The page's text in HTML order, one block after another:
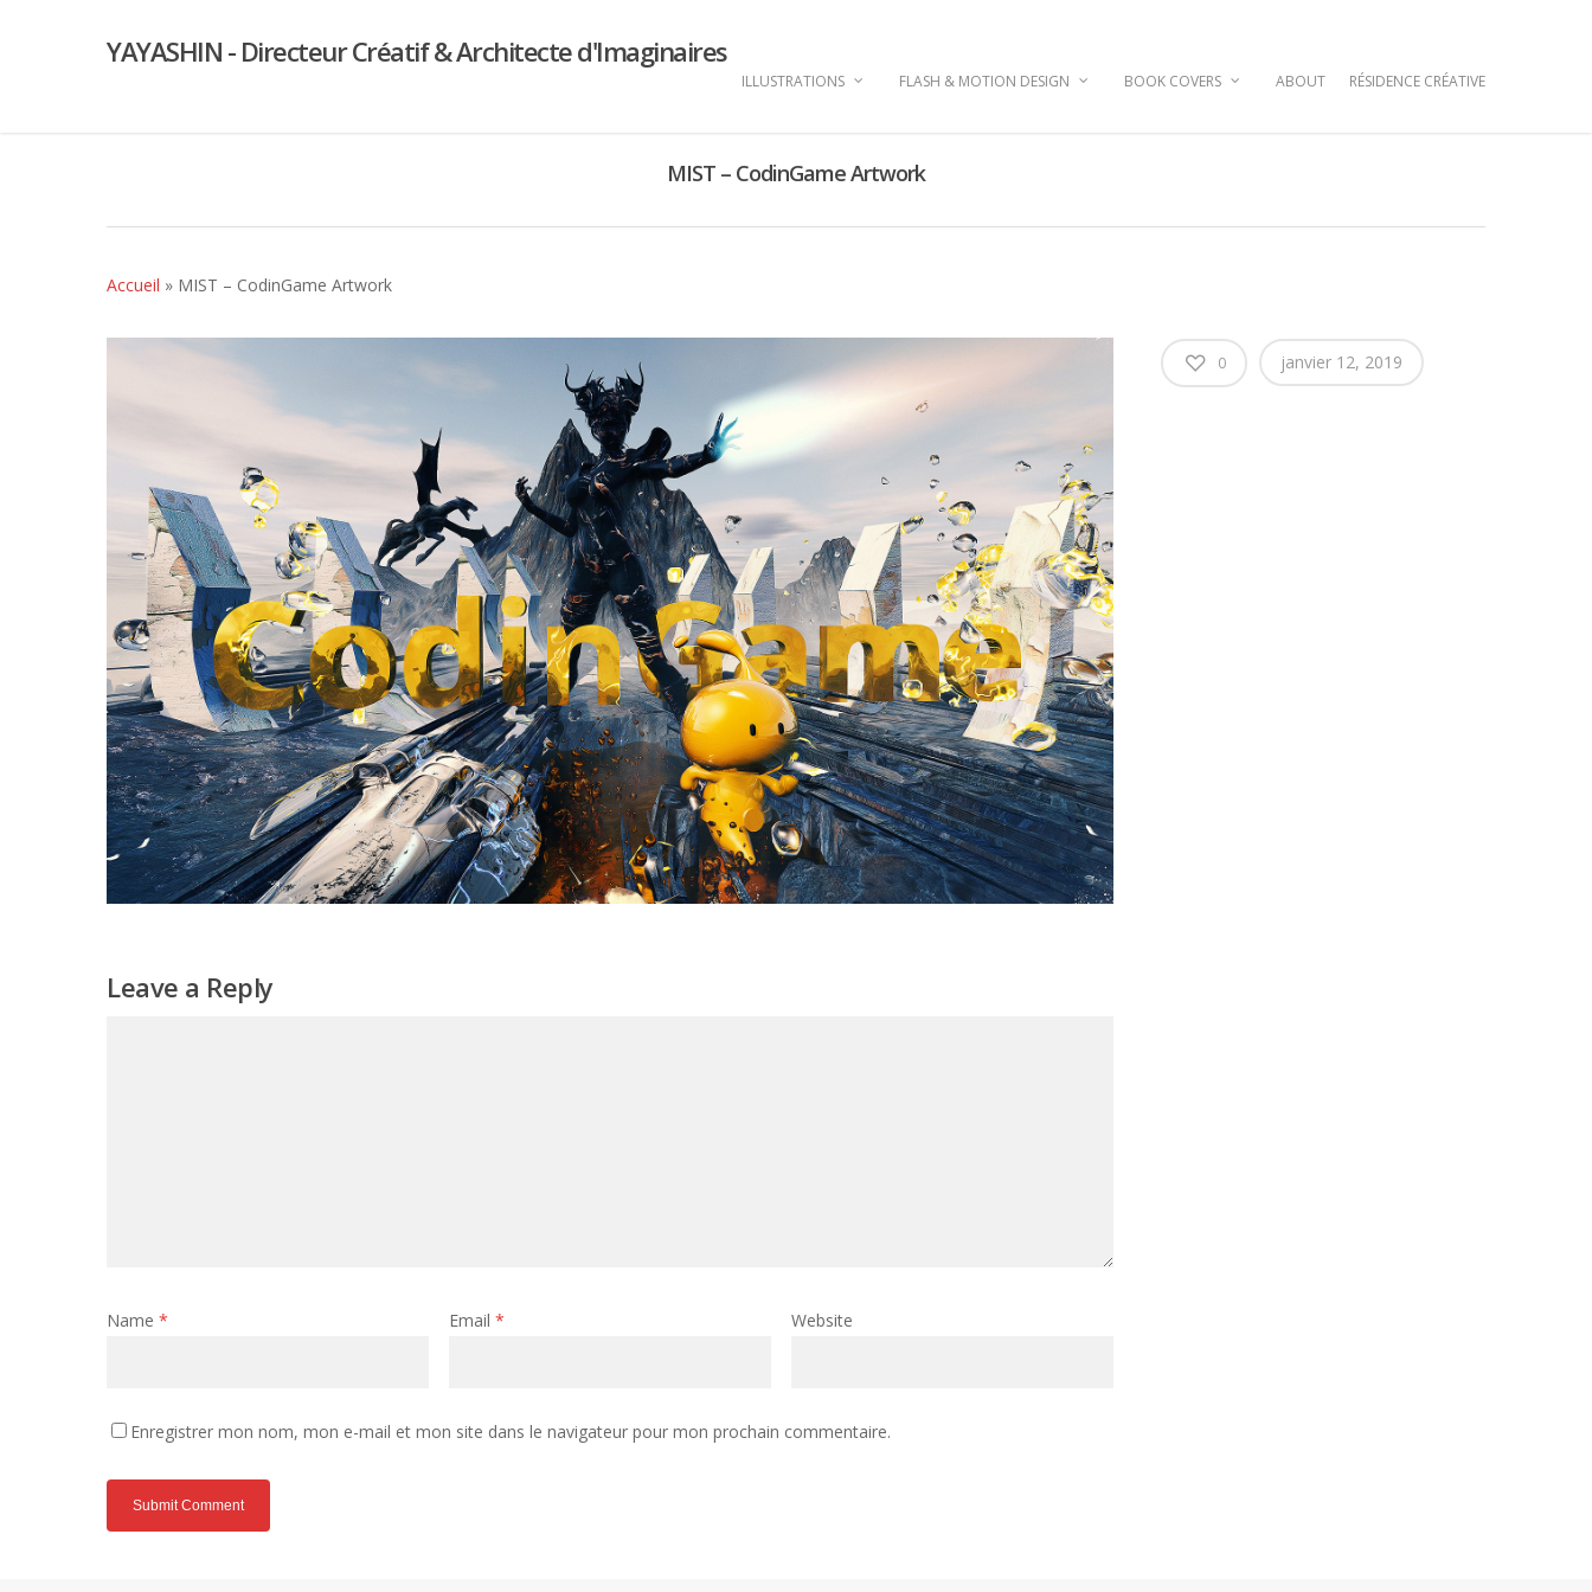
YAYASHIN - Directeur Créatif & Architecte d'Imaginaires
ILLUSTRATIONS FLASH & MOTION DESIGN BOOK COVERS ABOUT RÉSIDENCE CRÉATIVE
MIST – CodinGame Artwork
Accueil » MIST – CodinGame Artwork
Leave a Reply
Name * Email* Website
Enregistrer mon nom, mon e-mail et mon site dans le navigateur pour mon prochain commentaire.
0 janvier 12, 2019